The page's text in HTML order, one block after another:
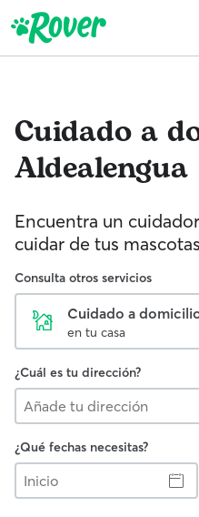
Cuidado a
Aldealengua
Encuentra un
cuidar de tus
Consulta otros servicios
Cuidado a
en tu casa
¿Cuál es tu dirección?
¿Qué fechas necesitas?
Inicio